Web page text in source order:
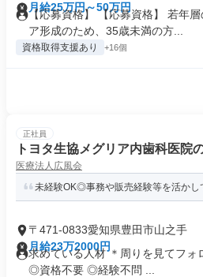
月給25万円～50万円
【応募資格】 【応募資格】 若年
ア形成のため、35歳未満の方...
資格取得支援あり +16個
正社員
トヨタ生協メグリア内歯科医院
医療法人広風会
未経験OK◎事務や販売経験等を活か
〒471-0833愛知県豊田市山之手
月給23万2000円
求めている人材 ＊周りを見てフォ
◎資格不要 ◎経験不問 ...